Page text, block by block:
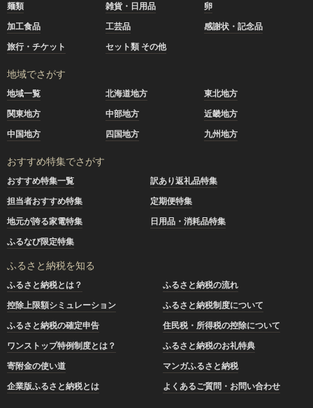
麺類
雑貨・日用品
卵
加工食品
工芸品
感謝状・記念品
旅行・チケット
セット類 その他
地域でさがす
地域一覧 北海道地方
東北地方
関東地方
中部地方
近畿地方
中国地方
四国地方 九州地方
おすすめ特集でさがす
おすすめ特集一覧
訳あり返礼品特集
担当者おすすめ特集
定期便特集
地元が誇る家電特集
日用品・消耗品特集
ふるなび限定特集
ふるさと納税を知る
ふるさと納税とは？
ふるさと納税の流れ
控除上限額シミュレーション
ふるさと納税制度について
ふるさと納税の確定申告
住民税・所得税の控除について
ワンストップ特例制度とは？
ふるさと納税のお礼特典
寄附金の使い道
マンガふるさと納税
企業版ふるさと納税とは
よくあるご質問・お問い合わせ